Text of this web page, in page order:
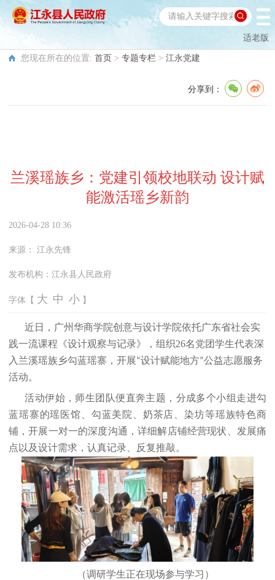
适老版
您现在所在的位置: 首页 > 专题专栏 > 江永党建
分享到：
兰溪瑶族乡：党建引领校地联动 设计赋
能激活瑶乡新韵
2026-04-28 10:36
来源： 江永先锋
发布机构： 江永县人民政府
字体【 大 中 小 】
近日，广州华商学院创意与设计学院依托广东省社会实
践一流课程《设计观察与记录》，组织26名党团学生代表深
入兰溪瑶族乡勾蓝瑶寨，开展“设计赋能地方”公益志愿服务
活动。
活动伊始，师生团队便直奔主题，分成多个小组走进勾
蓝瑶寨的瑶医馆、勾蓝美院、奶茶店、染坊等瑶族特色商
铺，开展一对一的深度沟通，详细解店铺经营现状、发展痛
点以及设计需求，认真记录、反复推敲。
（调研学生正在现场参与学习）